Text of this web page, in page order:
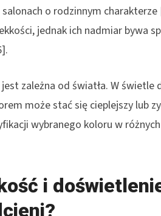
o rodzinnym
jednak ich nadmiar bywa
zależna od światła. W
może stać się cieplejszy lub
wybranego koloru w
i